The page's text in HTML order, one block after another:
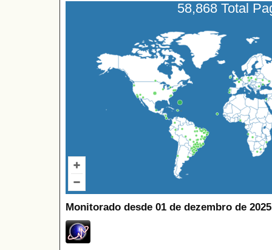
58,868 Total
Monitorado desde 01 de dezembro de